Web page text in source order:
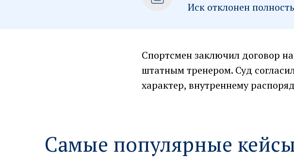
Иск отклонен
Спортсмен заключил договор
штатным тренером. Суд
характер, внутреннему
Самые популярные